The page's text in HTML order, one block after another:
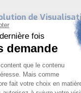
de
display (SID)
(écran) intelligente, il
de générer des
Son écran tactile lui